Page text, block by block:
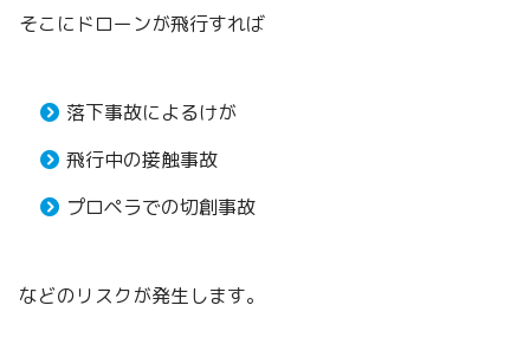
そこにドローンが飛行すれば
落下事故によるけが
飛行中の接触事故
プロペラでの切創事故
などのリスクが発生します。